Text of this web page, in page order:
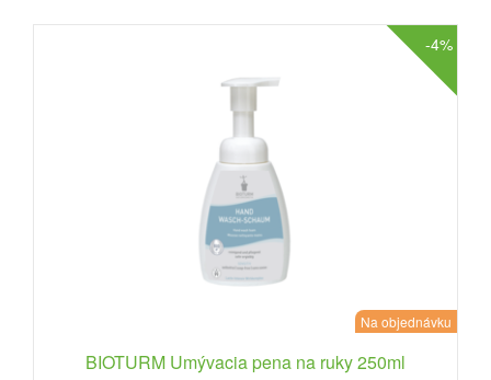
-4%
Na objednávku
BIOTURM Umývacia pena na ruky 250ml